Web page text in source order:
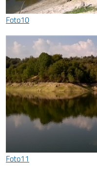
Foto10
Foto11